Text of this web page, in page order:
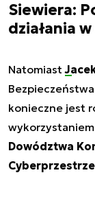
Siewiera:
działania
Natomiast
konieczne jest
wykorzystaniem
Dowództwa